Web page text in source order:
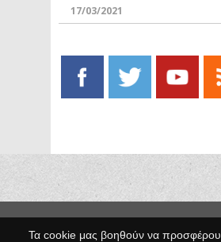
Τα cookie μας βοηθούν να
17/03/2021